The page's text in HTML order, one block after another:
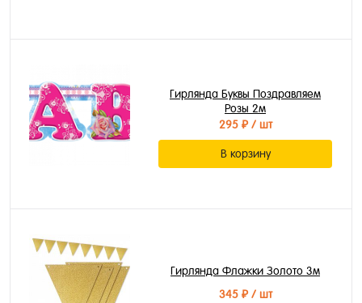
Гирлянда Буквы Поздравляем
Розы 2м
295 ₽/ шт
В корзину
Гирлянда Флажки Золото 3м
345 ₽/ шт